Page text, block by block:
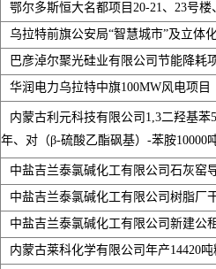
鄂尔多斯恒大名都项目20-21、23号楼
乌拉特前旗公安局“智慧城市”及立体
巴彦淖尔聚光硅业有限公司节能降耗
华润电力乌拉特中旗100MW风电项目
内蒙古利元科技有限公司1,3二羟基苯
年、对（β-硫酸乙酯砜基）-苯胺10000
中盐吉兰泰氯碱化工有限公司石灰窑
中盐吉兰泰氯碱化工有限公司树脂厂
中盐吉兰泰氯碱化工有限公司新建公
内蒙古莱科化学有限公司年产14420